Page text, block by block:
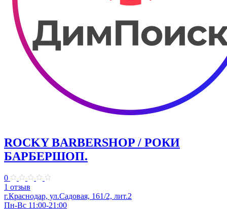
ROCKY BARBERSHOP / РОКИ
БАРБЕРШОП.
0
1 отзыв
г.Краснодар, ул.Садовая, 161/2, лит.2
Пн-Вс 11:00-21:00